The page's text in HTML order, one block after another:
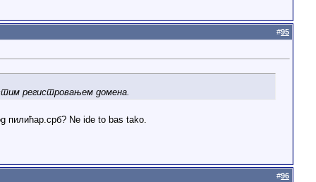
#95
регистровањем домена.
пилићар.срб? Ne ide to bas tako.
#96